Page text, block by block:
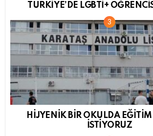
TÜRKİYE’DE LGBTİ+
HİJYENİK BİR OKULDA
İSTİYORUZ